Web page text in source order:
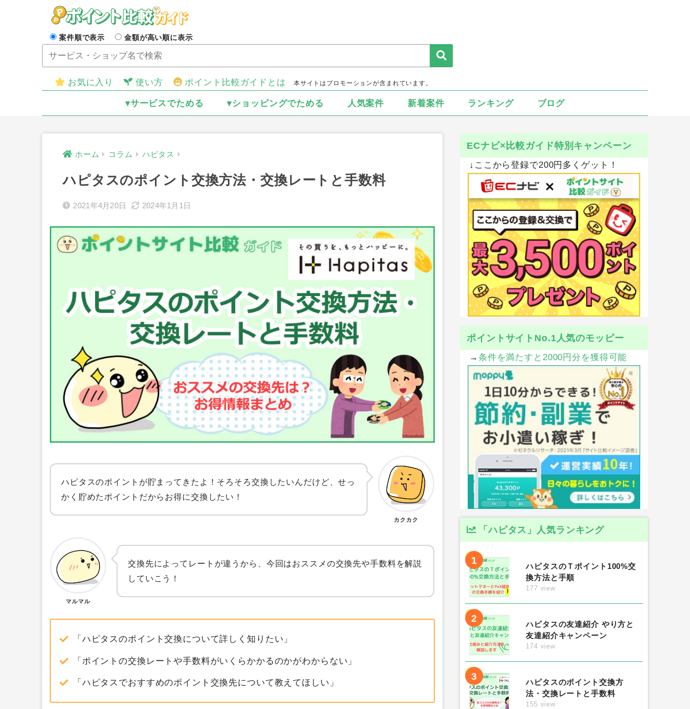
案件順で表示 金額が高い順に表示
お気に入り 使い方 ポイント比較ガイドとは 本サイトはプロモーションが含まれています。
▾サービスでためる ▾ショッピングでためる 人気案件 新着案件 ランキング ブログ
ホーム コラム ハピタス
ハピタスのポイント交換方法・交換レートと手数料
2021年4月20日 2024年1月1日
ハピタスのポイントが貯まってきたよ！そろそろ交換したいんだけど、せっ
かく貯めたポイントだからお得に交換したい！
カクカク
マルマル
交換先によってレートが違うから、今回はおススメの交換先や手数料を解説
していこう！
「ハピタスのポイント交換について詳しく知りたい」
「ポイントの交換レートや手数料がいくらかかるのかがわからない」
「ハピタスでおすすめのポイント交換先について教えてほしい」
ECナビ×比較ガイド特別キャンペーン
↓ここから登録で200円多くゲット！
ポイントサイトNo.1人気のモッピー
→ 条件を満たすと2000円分を獲得可能
「ハピタス」人気ランキング
1
ハピタスのＴポイント100%交
換方法と手順
177 view
2
ハピタスの友達紹介 やり方と
友達紹介キャンペーン
174 view
3
ハピタスのポイント交換方
法・交換レートと手数料
155 view